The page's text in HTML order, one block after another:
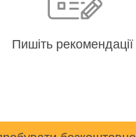
Пишіть рекомендації